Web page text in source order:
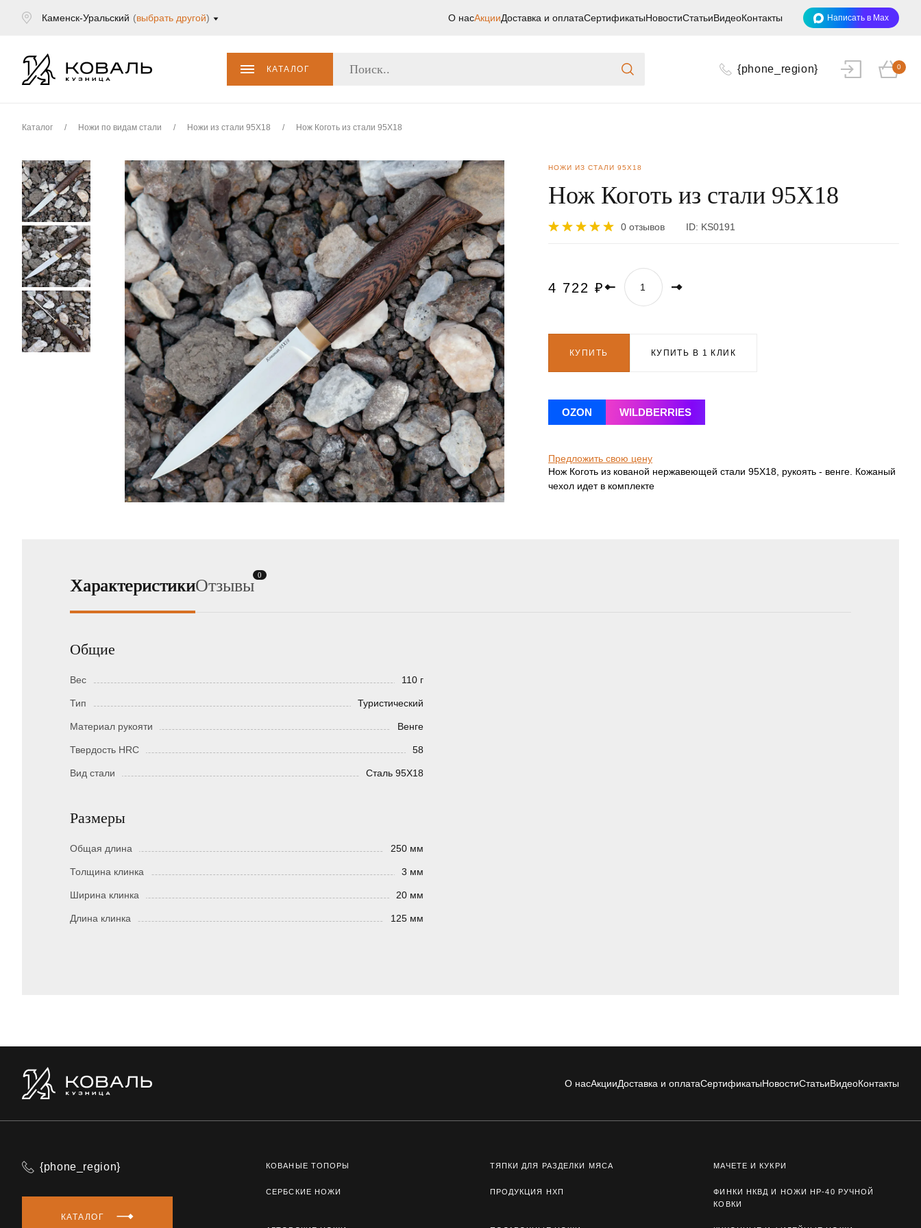
Каменск-Уральский (выбрать другой) О насАкцииДоставка и оплатаСертификатыНовостиСтатьиВидеоКонтакты Написать в Max
КАТАЛОГ {phone_region} 0
Каталог / Ножи по видам стали / Ножи из стали 95Х18 / Нож Коготь из стали 95Х18
НОЖИ ИЗ СТАЛИ 95Х18
Нож Коготь из стали 95Х18
0 отзывов ID: KS0191
4 722 ₽
КУПИТЬ КУПИТЬ В 1 КЛИК
OZON WILDBERRIES
Предложить свою цену
Нож Коготь из кованой нержавеющей стали 95Х18, рукоять - венге. Кожаный
чехол идет в комплекте
ХарактеристикиОтзывы
0
Общие
Вес 110 г
Тип Туристический
Материал рукояти Венге
Твердость HRC 58
Вид стали Сталь 95Х18
Размеры
Общая длина 250 мм
Толщина клинка 3 мм
Ширина клинка 20 мм
Длина клинка 125 мм
О насАкцииДоставка и оплатаСертификатыНовостиСтатьиВидеоКонтакты
{phone_region}
КАТАЛОГ
КОВАНЫЕ ТОПОРЫ ТЯПКИ ДЛЯ РАЗДЕЛКИ МЯСА МАЧЕТЕ И КУКРИ
СЕРБСКИЕ НОЖИ ПРОДУКЦИЯ НХП
ФИНКИ НКВД И НОЖИ НР-40 РУЧНОЙ
КОВКИ